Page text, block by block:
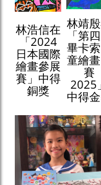
林浩信在
「2024
日本國際
繪畫參展
賽」中得
銅獎
林靖
「第
畢卡
童繪
賽
2025」
中得